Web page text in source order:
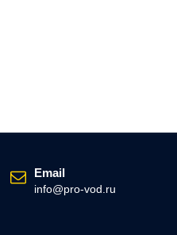
Email
info@pro-vod.ru